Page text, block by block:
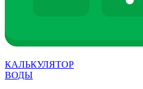
КАЛЬКУЛЯТОР
ВОДЫ